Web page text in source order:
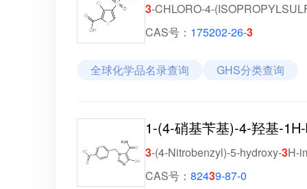
3-CHLORO-4-
CAS号： 175202-26-3
全球化学品名录查询 GHS分类查询
1-(4-硝基苄基)-4-羟基-
3-(4-Nitrobenzyl)-5-hydroxy-3H-
CAS号： 82439-87-0